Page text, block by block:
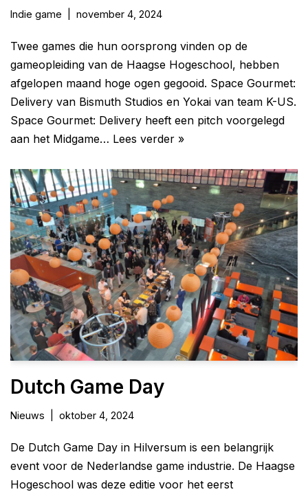
Indie game november 4, 2024
Twee games die hun oorsprong vinden op de
gameopleiding van de Haagse Hogeschool, hebben
afgelopen maand hoge ogen gegooid. Space Gourmet:
Delivery van Bismuth Studios en Yokai van team K-US.
Space Gourmet: Delivery heeft een pitch voorgelegd
aan het Midgame… Lees verder »
Dutch Game Day
Nieuws oktober 4, 2024
De Dutch Game Day in Hilversum is een belangrijk
event voor de Nederlandse game industrie. De Haagse
Hogeschool was deze editie voor het eerst